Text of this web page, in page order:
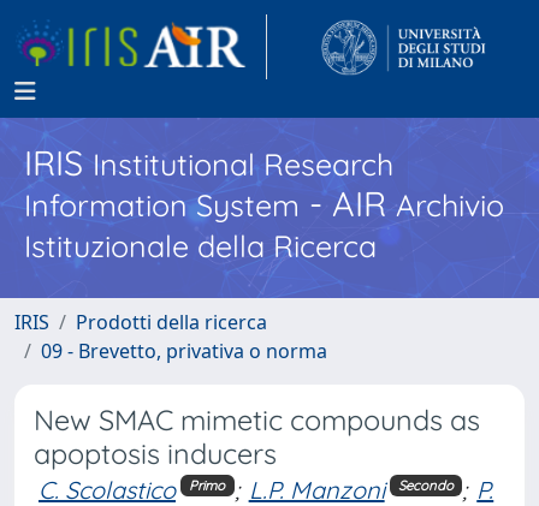
IRISInstitutional Research
Information System - AIR Archivio
Istituzionale della Ricerca
IRIS
Prodotti della ricerca
09 - Brevetto, privativa o norma
New SMAC mimetic compounds as
apoptosis inducers
C. Scolastico Primo ; L.P. Manzoni Secondo ; P.